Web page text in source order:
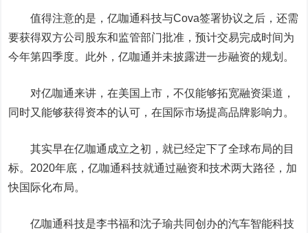
值得注意的是，亿咖通科技与Cova签署协议之后，还需
要获得双方公司股东和监管部门批准，预计交易完成时间为
今年第四季度。此外，亿咖通并未披露进一步融资的规划。
对亿咖通来讲，在美国上市，不仅能够拓宽融资渠道，
同时又能够获得资本的认可，在国际市场提高品牌影响力。
其实早在亿咖通成立之初，就已经定下了全球布局的目
标。2020年底，亿咖通科技就通过融资和技术两大路径，加
快国际化布局。
亿咖通科技是李书福和沈子瑜共同创办的汽车智能科技